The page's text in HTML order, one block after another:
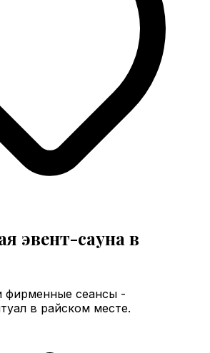
эвент-сауна в
фирменные сеансы -
в райском месте.